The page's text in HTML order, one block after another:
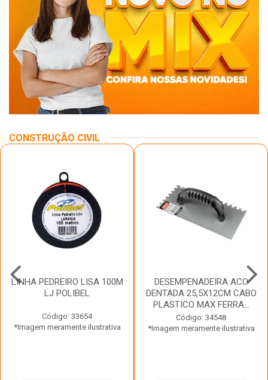
CONSTRUÇÃO CIVIL
LINHA PEDREIRO LISA 100M
LJ POLIBEL
Código: 33654
*Imagem meramente ilustrativa
DESEMPENADEIRA ACO
DENTADA 25,5X12CM CABO
PLASTICO MAX FERRA...
Código: 34548
*Imagem meramente ilustrativa